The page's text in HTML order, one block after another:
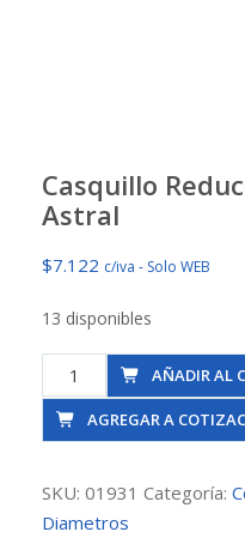
Casquillo
Astral
$7.122 c/iva - Solo WEB
13 disponibles
Casquillo
Reducción
125
110
Astral
AÑADIR AL
AGREGAR A
SKU: 01931 Categoría:
Diametros